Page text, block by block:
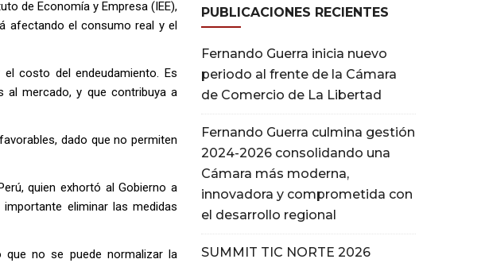
de Economía y Empresa (IEE),
afectando el consumo real y el
costo del endeudamiento. Es
al mercado, y que contribuya a
dado que no permiten
quien exhortó al Gobierno a
eliminar las medidas
que no se puede normalizar la
PUBLICACIONES RECIENTES
Fernando Guerra inicia nuevo
periodo al frente de la Cámara
de Comercio de La Libertad
Fernando Guerra culmina gestión
2024-2026 consolidando una
Cámara más moderna,
innovadora y comprometida con
el desarrollo regional
SUMMIT TIC NORTE 2026